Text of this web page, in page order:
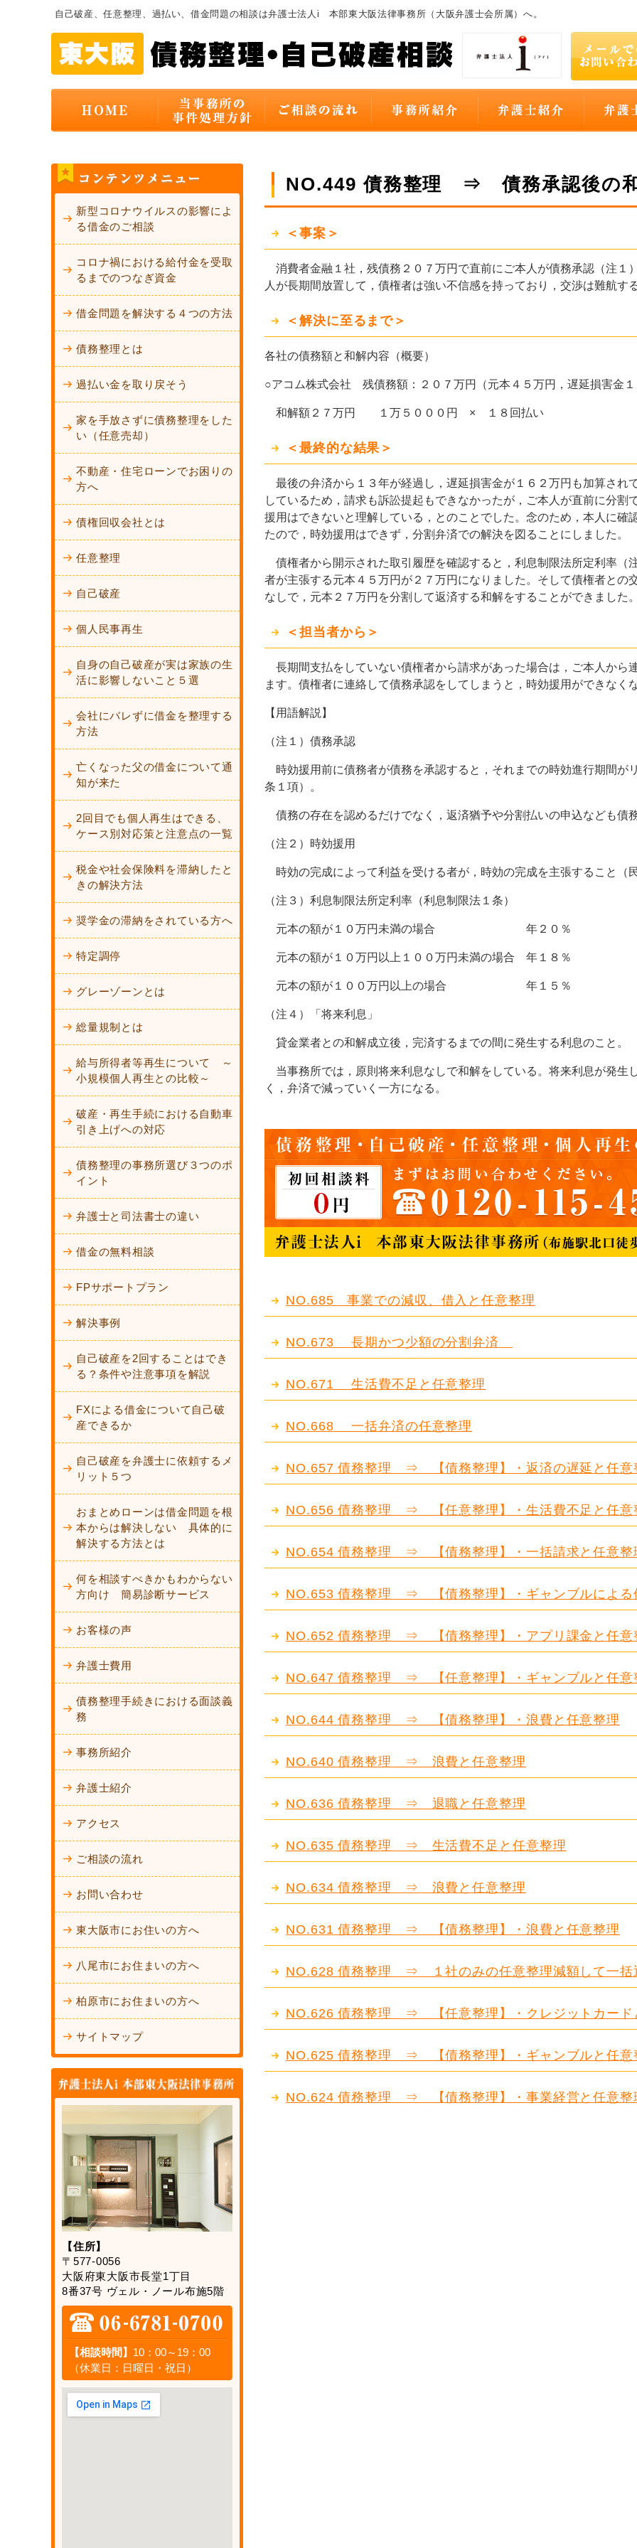
自己破産、任意整理、過払い、借金問題の相談は弁護士法人i 本部東大阪法律事務所（大阪弁護士会所属）へ。
NO.449 債務整理 ⇒ 債務承認後の
＜事案＞
消費者金融１社，残債務２０７万円で直前にご本人が債務承認（注１
人が長期間放置して，債権者は強い不信感を持っており，交渉は難航す
＜解決に至るまで＞
各社の債務額と和解内容（概要）
○アコム株式会社 残債務額：２０７万円（元本４５万円，遅延損害金
和解額２７万円 １万５０００円 × １８回払い
＜最終的な結果＞
最後の弁済から１３年が経過し，遅延損害金が１６２万円も加算され
しているため，請求も訴訟提起もできなかったが，ご本人が直前に分
援用はできないと理解している，とのことでした。念のため，本人に確
たので，時効援用はできず，分割弁済での解決を図ることにしました。
債権者から開示された取引履歴を確認すると，利息制限法所定利率（
者が主張する元本４５万円が２７万円になりました。そして債権者との
なしで，元本２７万円を分割して返済する和解をすることができました。
＜担当者から＞
長期間支払をしていない債権者から請求があった場合は，ご本人から
ます。債権者に連絡して債務承認をしてしまうと，時効援用ができなく
【用語解説】
（注１）債務承認
時効援用前に債務者が債務を承認すると，それまでの時効進行期間が
条１項）。
債務の存在を認めるだけでなく，返済猶予や分割払いの申込なども債
（注２）時効援用
時効の完成によって利益を受ける者が，時効の完成を主張すること（
（注３）利息制限法所定利率（利息制限法１条）
元本の額が１０万円未満の場合 年２０％
元本の額が１０万円以上１００万円未満の場合 年１８％
元本の額が１００万円以上の場合 年１５％
（注４）「将来利息」
貸金業者との和解成立後，完済するまでの間に発生する利息のこと。
当事務所では，原則将来利息なしで和解をしている。将来利息が発生
く，弁済で減っていく一方になる。
NO.685 事業での減収、借入と任意整理
NO.673 長期かつ少額の分割弁済
NO.671 生活費不足と任意整理
NO.668 一括弁済の任意整理
NO.657 債務整理 ⇒ 【債務整理】・返済の遅延と任意
NO.656 債務整理 ⇒ 【任意整理】・生活費不足と任意
NO.654 債務整理 ⇒ 【債務整理】・一括請求と任意整
NO.653 債務整理 ⇒ 【債務整理】・ギャンブルによる
NO.652 債務整理 ⇒ 【債務整理】・アプリ課金と任意
NO.647 債務整理 ⇒ 【任意整理】・ギャンブルと任意
NO.644 債務整理 ⇒ 【債務整理】・浪費と任意整理
NO.640 債務整理 ⇒ 浪費と任意整理
NO.636 債務整理 ⇒ 退職と任意整理
NO.635 債務整理 ⇒ 生活費不足と任意整理
NO.634 債務整理 ⇒ 浪費と任意整理
NO.631 債務整理 ⇒ 【債務整理】・浪費と任意整理
NO.628 債務整理 ⇒ １社のみの任意整理減額して一括
NO.626 債務整理 ⇒ 【任意整理】・クレジットカード
NO.625 債務整理 ⇒ 【債務整理】・ギャンブルと任意
NO.624 債務整理 ⇒ 【債務整理】・事業経営と任意整
新型コロナウイルスの影響によ
る借金のご相談
コロナ禍における給付金を受取
るまでのつなぎ資金
借金問題を解決する４つの方法
債務整理とは
過払い金を取り戻そう
家を手放さずに債務整理をした
い（任意売却）
不動産・住宅ローンでお困りの
方へ
債権回収会社とは
任意整理
自己破産
個人民事再生
自身の自己破産が実は家族の生
活に影響しないこと５選
会社にバレずに借金を整理する
方法
亡くなった父の借金について通
知が来た
2回目でも個人再生はできる、
ケース別対応策と注意点の一覧
税金や社会保険料を滞納したと
きの解決方法
奨学金の滞納をされている方へ
特定調停
グレーゾーンとは
総量規制とは
給与所得者等再生について ～
小規模個人再生との比較～
破産・再生手続における自動車
引き上げへの対応
債務整理の事務所選び３つのポ
イント
弁護士と司法書士の違い
借金の無料相談
FPサポートプラン
解決事例
自己破産を2回することはでき
る？条件や注意事項を解説
FXによる借金について自己破
産できるか
自己破産を弁護士に依頼するメ
リット５つ
おまとめローンは借金問題を根
本からは解決しない 具体的に
解決する方法とは
何を相談すべきかもわからない
方向け 簡易診断サービス
お客様の声
弁護士費用
債務整理手続きにおける面談義
務
事務所紹介
弁護士紹介
アクセス
ご相談の流れ
お問い合わせ
東大阪市にお住いの方へ
八尾市にお住まいの方へ
柏原市にお住まいの方へ
サイトマップ
【住所】
〒577-0056
大阪府東大阪市長堂1丁目
8番37号 ヴェル・ノール布施5階
【相談時間】 10：00～19：00
（休業日：日曜日・祝日）